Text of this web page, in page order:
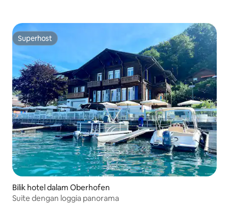
Superhost
Superhost
Bilik hotel dalam Oberhofen
Suite dengan loggia panorama